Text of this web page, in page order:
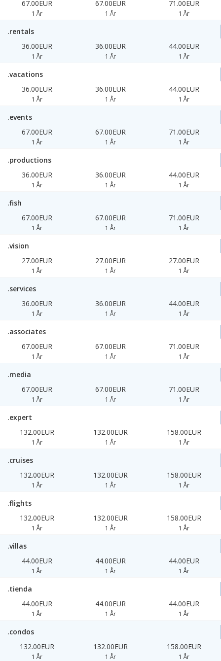
67.00EUR
1 År
67.00EUR
1 År
71.00EUR
1 År
.rentals
36.00EUR
1 År
36.00EUR
1 År
44.00EUR
1 År
.vacations
36.00EUR
1 År
36.00EUR
1 År
44.00EUR
1 År
.events
67.00EUR
1 År
67.00EUR
1 År
71.00EUR
1 År
.productions
36.00EUR
1 År
36.00EUR
1 År
44.00EUR
1 År
.fish
67.00EUR
1 År
67.00EUR
1 År
71.00EUR
1 År
.vision
27.00EUR
1 År
27.00EUR
1 År
27.00EUR
1 År
.services
36.00EUR
1 År
36.00EUR
1 År
44.00EUR
1 År
.associates
67.00EUR
1 År
67.00EUR
1 År
71.00EUR
1 År
.media
67.00EUR
1 År
67.00EUR
1 År
71.00EUR
1 År
.expert
132.00EUR
1 År
132.00EUR
1 År
158.00EUR
1 År
.cruises
132.00EUR
1 År
132.00EUR
1 År
158.00EUR
1 År
.flights
132.00EUR
1 År
132.00EUR
1 År
158.00EUR
1 År
.villas
44.00EUR
1 År
44.00EUR
1 År
44.00EUR
1 År
.tienda
44.00EUR
1 År
44.00EUR
1 År
44.00EUR
1 År
.condos
132.00EUR
1 År
132.00EUR
1 År
158.00EUR
1 År